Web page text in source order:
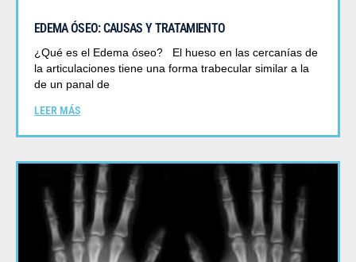
EDEMA ÓSEO: CAUSAS Y TRATAMIENTO
¿Qué es el Edema óseo? El hueso en las cercanías de
la articulaciones tiene una forma trabecular similar a la
de un panal de
LEER MÁS